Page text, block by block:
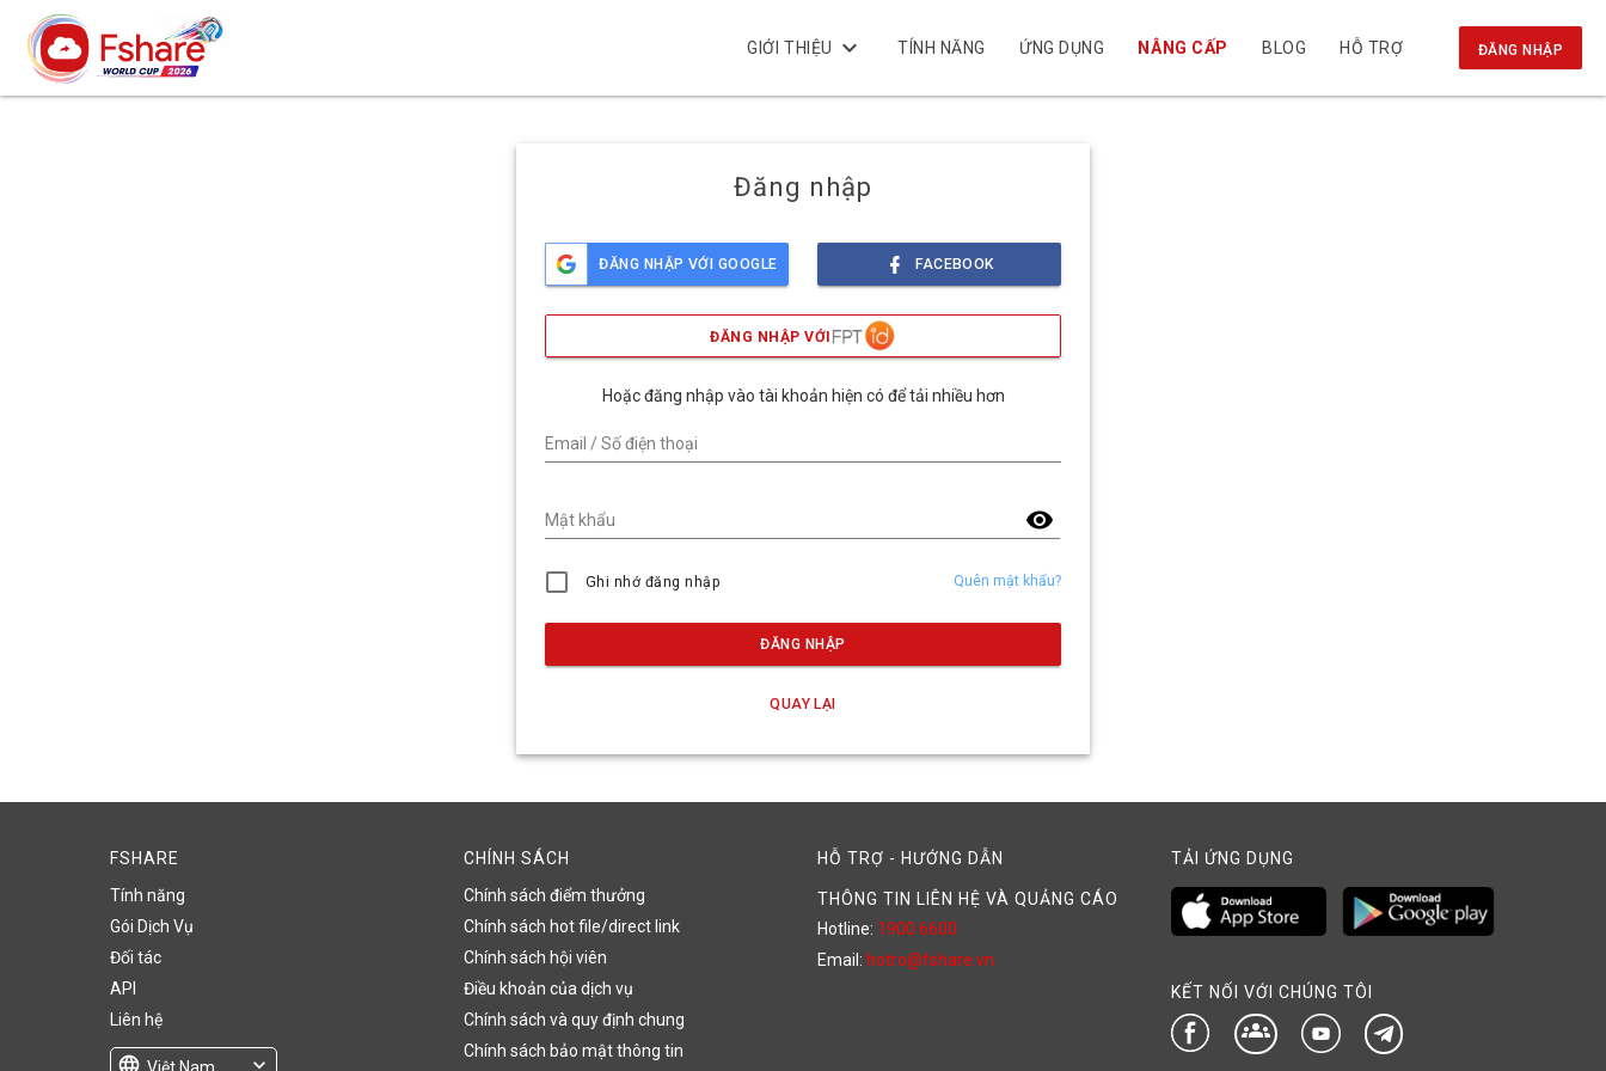
GIỚI THIỆU keyboard_arrow_down TÍNH NĂNG ỨNG DỤNG NÂNG CẤP BLOG HỖ TRỢ ĐĂNG NHẬP
Đăng nhập
ĐĂNG NHẬP VỚI GOOGLE FACEBOOK
ĐĂNG NHẬP VỚI
Hoặc đăng nhập vào tài khoản hiện có để tải nhiều hơn
Email / Số điện thoại
visibility
Mật khẩu
Ghi nhớ đăng nhập Quên mật khẩu?
ĐĂNG NHẬP
QUAY LẠI
FSHARE
Tính năng
Gói Dịch Vụ
Đối tác
API
Liên hệ
language Việt Nam expand_more
CHÍNH SÁCH
Chính sách điểm thưởng
Chính sách hot file/direct link
Chính sách hội viên
Điều khoản của dịch vụ
Chính sách và quy định chung
Chính sách bảo mật thông tin
HỖ TRỢ - HƯỚNG DẪN
THÔNG TIN LIÊN HỆ VÀ QUẢNG CÁO
Hotline: 1900 6600
Email: hotro@fshare.vn
TẢI ỨNG DỤNG
KẾT NỐI VỚI CHÚNG TÔI
groups